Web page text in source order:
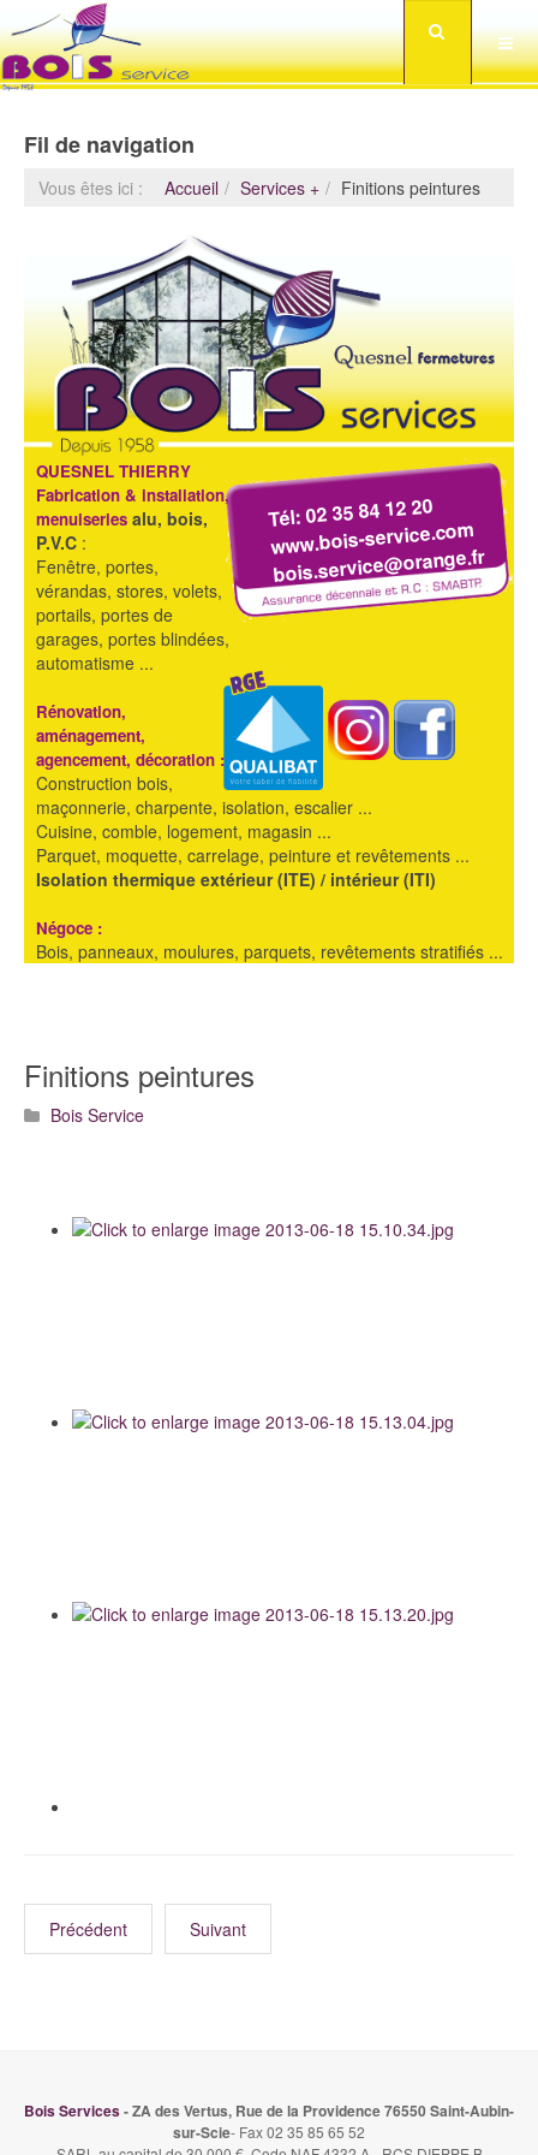
Fil de navigation
Vous êtes ici : Accueil Services + Finitions peintures
Tél: 02 35 84 12 20
www.bois-service.com
bois.service@orange.fr
QUESNEL THIERRY
Fabrication & installation,
menuiseries alu, bois,
P.V.C :
Fenêtre, portes,
vérandas, stores, volets,
portails, portes de
garages, portes blindées,
automatisme ...
Rénovation,
aménagement,
agencement, décoration :
Construction bois,
maçonnerie, charpente, isolation, escalier ...
Cuisine, comble, logement, magasin ...
Parquet, moquette, carrelage, peinture et revêtements ...
Isolation thermique extérieur (ITE) / intérieur (ITI)
Négoce :
Bois, panneaux, moulures, parquets, revêtements stratifiés ...
Finitions peintures
Bois Service
Précédent Suivant
Bois Services- ZA des Vertus, Rue de la Providence 76550 Saint-Aubin-
sur-Scie- Fax 02 35 85 65 52